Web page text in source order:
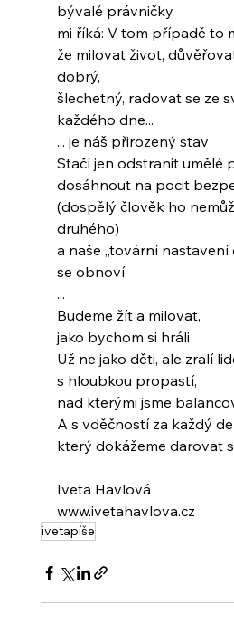
bývalé právničky
mi říká: V tom případě to
že milovat život,
dobrý,
šlechetný, radovat se ze
každého dne...
... je náš přirozený stav
Stačí jen odstranit umělé
dosáhnout na pocit
(dospělý člověk ho
druhého)
a naše „tovární nastavení
se obnoví
...
Budeme žít a milovat,
jako bychom si hráli
Už ne jako děti, ale zralí
s hloubkou propastí,
nad kterými jsme
A s vděčností za každý
který dokážeme darovat
Iveta Havlová
www.ivetahavlova.cz
ivetapíše